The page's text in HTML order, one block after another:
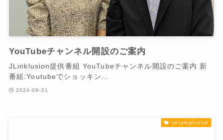
YouTubeチャンネル開設のご案内
JLinklusion提供番組 YouTubeチャンネル開設のご案内 新
番組:Youtubeでショッキン…
2024-09-21
Uncategorized